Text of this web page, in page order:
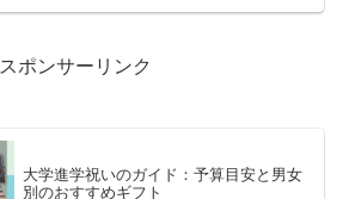
スポンサーリンク
大学進学祝いのガイド：予算目安と男女
別のおすすめギフト